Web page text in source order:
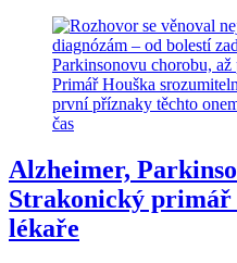
Alzheimer,
Strakonický
lékaře